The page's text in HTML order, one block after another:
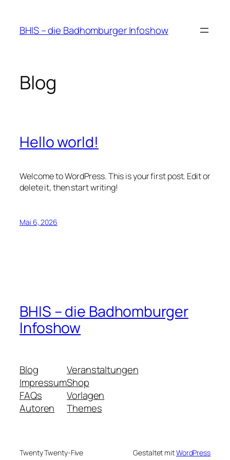
springen
BHIS – die Badhomburger Infoshow
Blog
Hello world!
Welcome to WordPress. This is your first post. Edit or
delete it, then start writing!
Mai 6, 2026
BHIS – die Badhomburger
Infoshow
Blog
Impressum
FAQs
Autoren
Veranstaltungen
Shop
Vorlagen
Themes
Twenty Twenty-Five Gestaltet mitWordPress